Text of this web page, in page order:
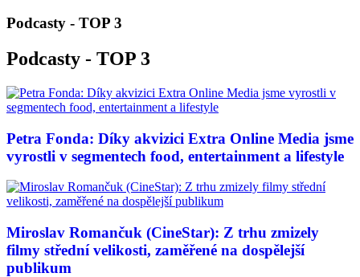
Podcasty - TOP 3
Podcasty - TOP 3
Petra Fonda: Díky akvizici Extra Online Media jsme
vyrostli v segmentech food, entertainment a lifestyle
Miroslav Romančuk (CineStar): Z trhu zmizely
filmy střední velikosti, zaměřené na dospělejší
publikum